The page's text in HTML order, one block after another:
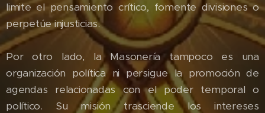
limite el pensamiento crítico, fomente divisiones o
perpetúe injusticias.
Por otro lado, la Masonería tampoco es una
organización política ni persigue la promoción de
agendas relacionadas con el poder temporal o
político. Su misión trasciende los intereses